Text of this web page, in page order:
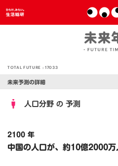
TOTAL FUTURE :17033
未来予測の詳細
人口分野 の 予測
2100 年
中国の人口が、約10億2000万